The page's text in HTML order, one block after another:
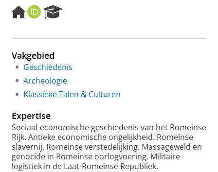
H
o
e
a
g
e
O
R
I
e
c
h
o
a
l
Vakgebied
Geschiedenis
Archeologie
Klassieke Talen & Culturen
Expertise
Sociaal-economische geschiedenis van het Romeinse
Rijk. Antieke economische ongelijkheid. Romeinse
slavernij. Romeinse verstedelijking. Massageweld en
genocide in Romeinse oorlogvoering. Militaire
logistiek in de Laat-Romeinse Republiek.